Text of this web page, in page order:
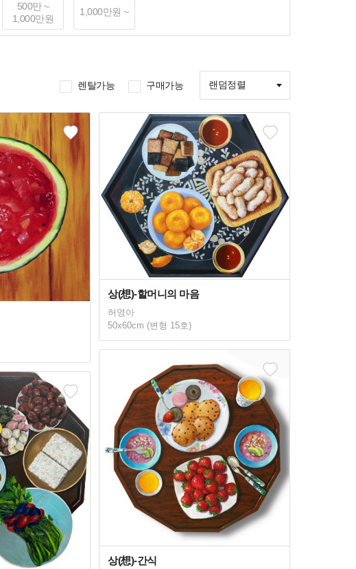
500만 ~
1,000만원
1,000만원 ~
렌탈가능 구매가능 랜덤정렬
상(想)-할머니의 마음
허영아
50x60cm (변형 15호)
상(想)-간식